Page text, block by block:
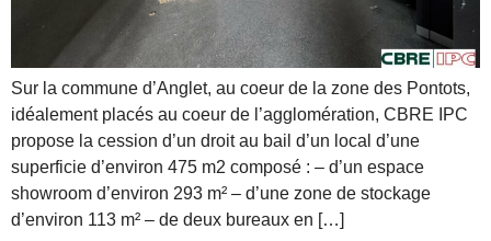
Sur la commune d’Anglet, au coeur de la zone des Pontots,
idéalement placés au coeur de l’agglomération, CBRE IPC
propose la cession d’un droit au bail d’un local d’une
superficie d’environ 475 m2 composé : – d’un espace
showroom d’environ 293 m² – d’une zone de stockage
d’environ 113 m² – de deux bureaux en […]